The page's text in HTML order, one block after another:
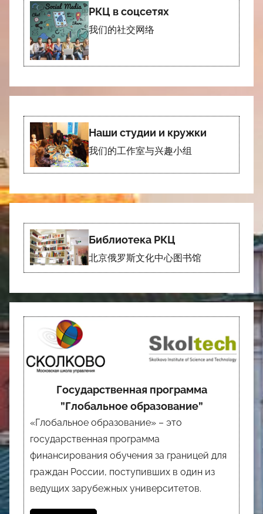
РКЦ в соцсетях
我们的社交网络
Наши студии и кружки
我们的工作室与兴趣小组
Библиотека РКЦ
北京俄罗斯文化中心图书馆
Государственная программа
”Глобальное образование”
«Глобальное образование» – это
государственная программа
финансирования обучения за границей для
граждан России, поступивших в один из
ведущих зарубежных университетов.